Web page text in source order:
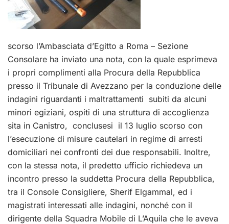
scorso l’Ambasciata d’Egitto a Roma – Sezione
Consolare ha inviato una nota, con la quale esprimeva
i propri complimenti alla Procura della Repubblica
presso il Tribunale di Avezzano per la conduzione delle
indagini riguardanti i maltrattamenti subiti da alcuni
minori egiziani, ospiti di una struttura di accoglienza
sita in Canistro, conclusesi il 13 luglio scorso con
l’esecuzione di misure cautelari in regime di arresti
domiciliari nei confronti dei due responsabili. Inoltre,
con la stessa nota, il predetto ufficio richiedeva un
incontro presso la suddetta Procura della Repubblica,
tra il Console Consigliere, Sherif Elgammal, ed i
magistrati interessati alle indagini, nonché con il
dirigente della Squadra Mobile di L’Aquila che le aveva